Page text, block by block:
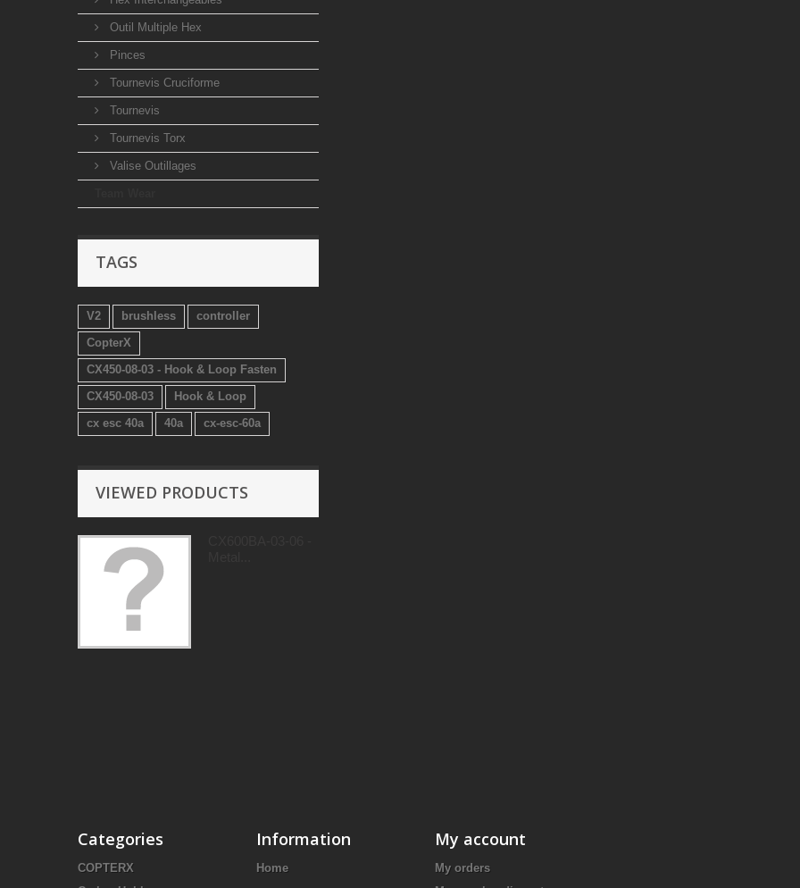
Outil Multiple Hex
Pinces
Tournevis Cruciforme
Tournevis
Tournevis Torx
Valise Outillages
TAGS
V2 brushless
controller
CopterX
CX450-08-03 - Hook & Loop Fasten
CX450-08-03
Hook & Loop
cx esc 40a
40a cx-esc-60a
VIEWED PRODUCTS
Categories
COPTERX
Information
Home
My account
My orders